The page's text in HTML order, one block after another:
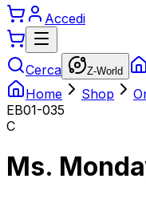
Accedi
Cerca Z-World
Home
Shop
EB01-035
C
Ms.